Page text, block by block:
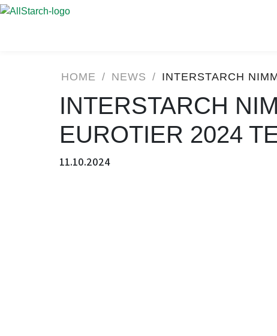
HOME / NEWS / INTERSTARCH
INTERSTARCH
EUROTIER 2024
11.10.2024